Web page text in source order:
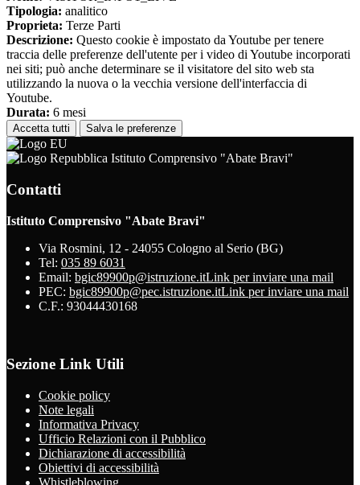
Tipologia: analitico
Proprieta: Terze Parti
Descrizione: Questo cookie è impostato da Youtube per tenere
traccia delle preferenze dell'utente per i video di Youtube incorporati
nei siti; può anche determinare se il visitatore del sito web sta
utilizzando la nuova o la vecchia versione dell'interfaccia di
Youtube.
Durata: 6 mesi
Accetta tutti Salva le preferenze
Istituto Comprensivo "Abate Bravi"
Contatti
Istituto Comprensivo "Abate Bravi"
Via Rosmini, 12 - 24055 Cologno al Serio (BG)
Tel: 035 89 6031
Email: bgic89900p@istruzione.itLink per inviare una mail
PEC: bgic89900p@pec.istruzione.itLink per inviare una mail
C.F.: 93044430168
Sezione Link Utili
Cookie policy
Note legali
Informativa Privacy
Ufficio Relazioni con il Pubblico
Dichiarazione di accessibilità
Obiettivi di accessibilità
Whistleblowing